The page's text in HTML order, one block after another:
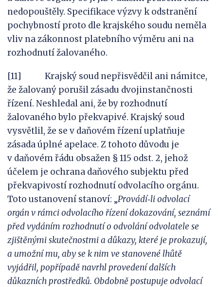
nedopouštěly. Specifikace výzvy k odstranění
pochybností proto dle krajského soudu neměla
vliv na zákonnost platebního výměru ani na
rozhodnutí žalovaného.
[11] Krajský soud nepřisvědčil ani námitce,
že žalovaný porušil zásadu dvojinstančnosti
řízení. Neshledal ani, že by rozhodnutí
žalovaného bylo překvapivé. Krajský soud
vysvětlil, že se v daňovém řízení uplatňuje
zásada úplné apelace. Z tohoto důvodu je
v daňovém řádu obsažen § 115 odst. 2, jehož
účelem je ochrana daňového subjektu před
překvapivostí rozhodnutí odvolacího orgánu.
Toto ustanovení stanoví: „Provádí‑li odvolací
orgánv rámci odvolacího řízení dokazování, seznámí
před vydáním rozhodnutío odvolání odvolatele se
zjištěnými skutečnostmia důkazy, které je prokazují,
a umožní mu, aby se k nim ve stanovené lhůtě
vyjádřil, popřípadě navrhl provedení dalších
důkazních prostředků. Obdobně postupuje odvolací